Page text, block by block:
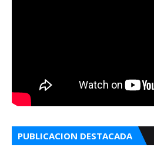
PUBLICACION DESTACADA